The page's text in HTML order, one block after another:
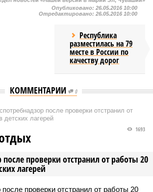
Опубликовано: 26.05.2016 10:00
Отредактировано: 26.05.2016 10:00
Республика
разместилась на 79
месте в России по
качеству дорог
КОММЕНТАРИИ 0
после проверки отстранил от
детских лагерей
после проверки отстранил от работы 20
лагерей
1693